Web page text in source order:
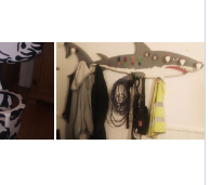
isolateur
des meubles
sérieux et propre